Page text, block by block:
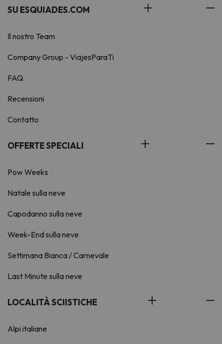
SU ESQUIADES.COM
Il nostro Team
Company Group - ViajesParaTi
FAQ
Recensioni
Contatto
OFFERTE SPECIALI
Pow Weeks
Natale sulla neve
Capodanno sulla neve
Week-End sulla neve
Settimana Bianca / Carnevale
Last Minute sulla neve
LOCALITÀ SCIISTICHE
Alpi italiane